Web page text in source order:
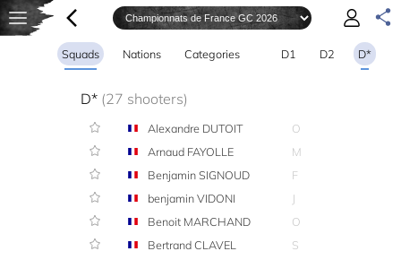
Squads Nations Categories D1 D2 D*
D* (27 shooters)
Alexandre DUTOIT
O
Arnaud FAYOLLE
M
Benjamin SIGNOUD
F
benjamin VIDONI
J
Benoit MARCHAND
O
Bertrand CLAVEL
S